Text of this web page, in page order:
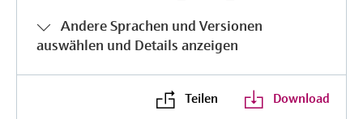
Andere Sprachen und Versionen
auswählen und Details anzeigen
Teilen Download